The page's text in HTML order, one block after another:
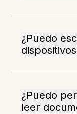
¿Puedo
¿Puedo
leer